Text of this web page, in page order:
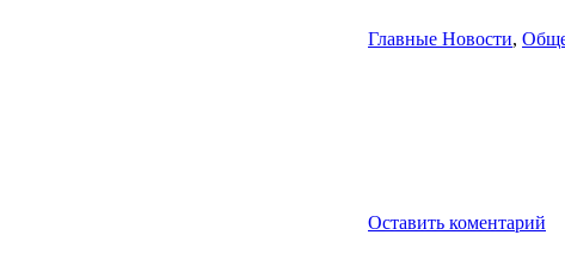
Главные Новости,
Оставить коментарий